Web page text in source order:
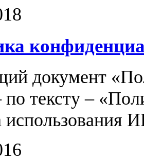
документ
по тексту –
использования